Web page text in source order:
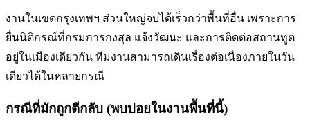
งานในเขตกรุงเทพฯ ส่วนใหญ่จบได้เร็วกว่าพื้นที่อื่น เพราะการ
ยื่นนิติกรณ์ที่กรมการกงสุล แจ้งวัฒนะ และการติดต่อสถานทูต
อยู่ในเมืองเดียวกัน ทีมงานสามารถเดินเรื่องต่อเนื่องภายในวัน
เดียวได้ในหลายกรณี
กรณีที่มักถูกตีกลับ (พบบ่อยในงานพื้นที่นี้)